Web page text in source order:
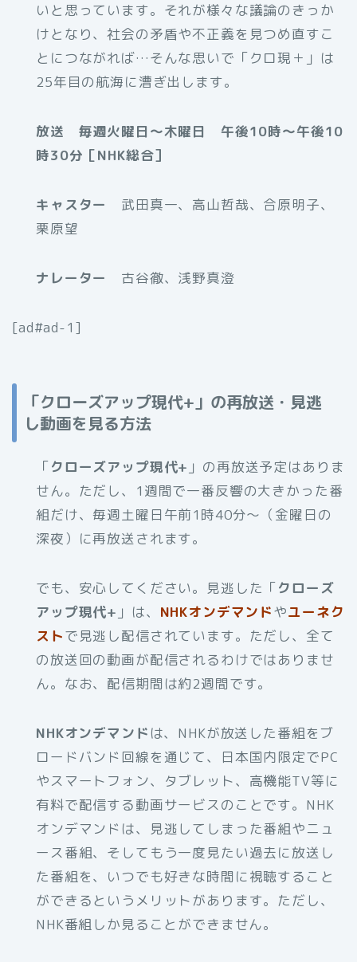
いと思っています。それが様々な議論のきっか
けとなり、社会の矛盾や不正義を見つめ直すこ
とにつながれば…そんな思いで「クロ現＋」は
25年目の航海に漕ぎ出します。
放送 毎週火曜日～木曜日 午後10時～午後10
時30分［NHK総合］
キャスター
武田真一、高山哲哉、合原明子、
栗原望
ナレーター 古谷徹、浅野真澄
[ad#ad-1]
「クローズアップ現代+」の再放送・見逃
し動画を見る方法
「クローズアップ現代+ 」の再放送予定はありま
せん。ただし、1週間で一番反響の大きかった番
組だけ、毎週土曜日午前1時40分～（金曜日の
深夜）に再放送されます。
でも、安心してください。見逃した「クローズ
アップ現代+ 」は、 NHKオンデマンドやユーネク
ストで見逃し配信されています。ただし、全て
の放送回の動画が配信されるわけではありませ
ん。なお、配信期間は約2週間です。
NHKオンデマンド は、NHKが放送した番組をブ
ロードバンド回線を通じて、日本国内限定でPC
やスマートフォン、タブレット、高機能TV等に
有料で配信する動画サービスのことです。NHK
オンデマンドは、見逃してしまった番組やニュ
ース番組、そしてもう一度見たい過去に放送し
た番組を、いつでも好きな時間に視聴すること
ができるというメリットがあります。ただし、
NHK番組しか見ることができません。